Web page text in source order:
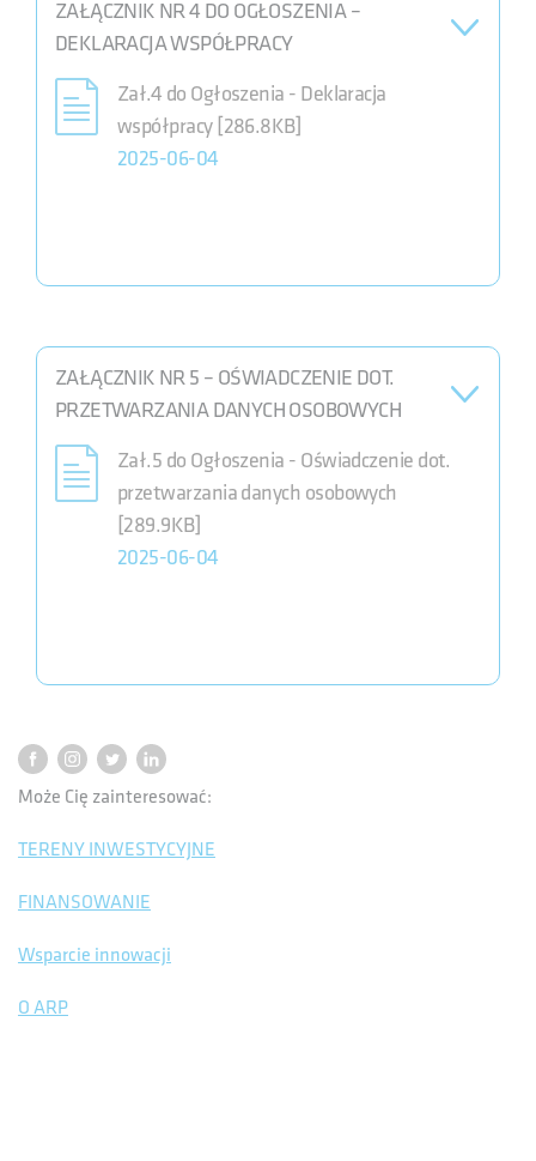
ZAŁĄCZNIK NR 4 DO OGŁOSZENIA –
DEKLARACJA WSPÓŁPRACY
Zał.4 do Ogłoszenia - Deklaracja
współpracy [286.8KB]
2025-06-04
ZAŁĄCZNIK NR 5 – OŚWIADCZENIE DOT.
PRZETWARZANIA DANYCH OSOBOWYCH
Zał.5 do Ogłoszenia - Oświadczenie dot.
przetwarzania danych osobowych
[289.9KB]
2025-06-04
Może Cię zainteresować:
TERENY INWESTYCYJNE
FINANSOWANIE
Wsparcie innowacji
O ARP